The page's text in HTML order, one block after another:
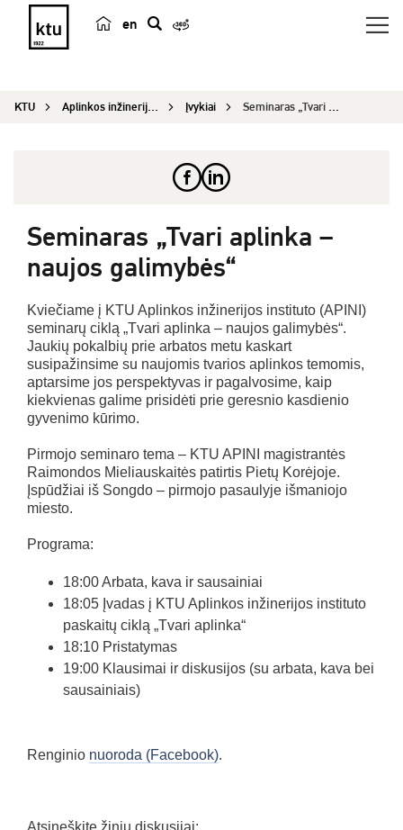
en
e
KTU Aplinkos inžinerijos institutas Įvykiai Seminaras „Tvari aplinka – naujos galimybės“...
Seminaras „Tvari aplinka –
naujos galimybės“
Kviečiame į KTU Aplinkos inžinerijos instituto (APINI)
seminarų ciklą „Tvari aplinka – naujos galimybės“.
Jaukių pokalbių prie arbatos metu kaskart
susipažinsime su naujomis tvarios aplinkos temomis,
aptarsime jos perspektyvas ir pagalvosime, kaip
kiekvienas galime prisidėti prie geresnio kasdienio
gyvenimo kūrimo.
Pirmojo seminaro tema – KTU APINI magistrantės
Raimondos Mieliauskaitės patirtis Pietų Korėjoje.
Įspūdžiai iš Songdo – pirmojo pasaulyje išmaniojo
miesto.
Programa:
18:00 Arbata, kava ir sausainiai
18:05 Įvadas į KTU Aplinkos inžinerijos instituto
paskaitų ciklą „Tvari aplinka“
18:10 Pristatymas
19:00 Klausimai ir diskusijos (su arbata, kava bei
sausainiais)
Renginio nuoroda (Facebook).
Atsineškite žinių diskusijai: